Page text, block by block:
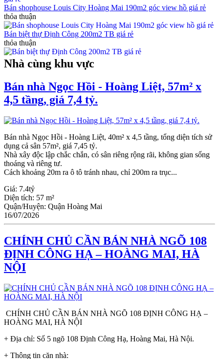
Bán shophouse Louis City Hoàng Mai 190m2 góc view hồ giá rẻ
thỏa thuận
Bán biệt thự Định Công 200m2 TB giá rẻ
thỏa thuận
Nhà cùng khu vực
Bán nhà Ngọc Hồi - Hoàng Liệt, 57m² x
4,5 tầng, giá 7,4 tỷ.
Bán nhà Ngọc Hồi - Hoàng Liệt, 40m² x 4,5 tầng, tổng diện tích sử
dụng cả sân 57m², giá 7,45 tỷ.
Nhà xây độc lập chắc chắn, có sân riêng rộng rãi, không gian sống
thoáng và riêng tư.
Cách khoảng 20m ra ô tô tránh nhau, chỉ 200m ra trục...
Giá: 7.4tỷ
Diện tích: 57 m²
Quận/Huyện: Quận Hoàng Mai
16/07/2026
CHÍNH CHỦ CẦN BÁN NHÀ NGÕ 108
ĐỊNH CÔNG HẠ – HOÀNG MAI, HÀ
NỘI
CHÍNH CHỦ CẦN BÁN NHÀ NGÕ 108 ĐỊNH CÔNG HẠ –
HOÀNG MAI, HÀ NỘI
+ Địa chỉ: Số 5 ngõ 108 Định Công Hạ, Hoàng Mai, Hà Nội.
+ Thông tin căn nhà: